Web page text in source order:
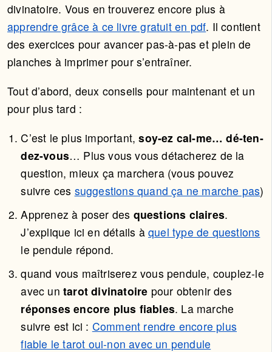
divinatoire. Vous en trouverez encore plus à
apprendre grâce à ce livre gratuit en pdf. Il contient
des exercices pour avancer pas-à-pas et plein de
planches à imprimer pour s’entraîner.
Tout d’abord, deux conseils pour maintenant et un
pour plus tard :
C’est le plus important,soy-ez cal-me… dé-ten-
dez-vous… Plus vous vous détacherez de la
question, mieux ça marchera (vous pouvez
suivre ces suggestions quand ça ne marche pas)
Apprenez à poser des questions claires.
J’explique ici en détails à quel type de questions
le pendule répond.
quand vous maîtriserez vous pendule, couplez-le
avec un tarot divinatoire pour obtenir des
réponses encore plus fiables. La marche
suivre est ici : Comment rendre encore plus
fiable le tarot oui-non avec un pendule